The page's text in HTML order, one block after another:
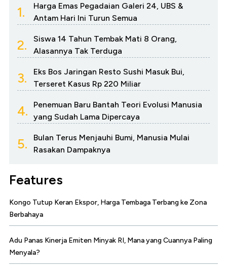
1.
Harga Emas Pegadaian Galeri 24, UBS &
Antam Hari Ini Turun Semua
2.
Siswa 14 Tahun Tembak Mati 8 Orang,
Alasannya Tak Terduga
3.
Eks Bos Jaringan Resto Sushi Masuk Bui,
Terseret Kasus Rp 220 Miliar
4.
Penemuan Baru Bantah Teori Evolusi Manusia
yang Sudah Lama Dipercaya
5.
Bulan Terus Menjauhi Bumi, Manusia Mulai
Rasakan Dampaknya
Features
Kongo Tutup Keran Ekspor, Harga Tembaga Terbang ke Zona
Berbahaya
Adu Panas Kinerja Emiten Minyak RI, Mana yang Cuannya Paling
Menyala?